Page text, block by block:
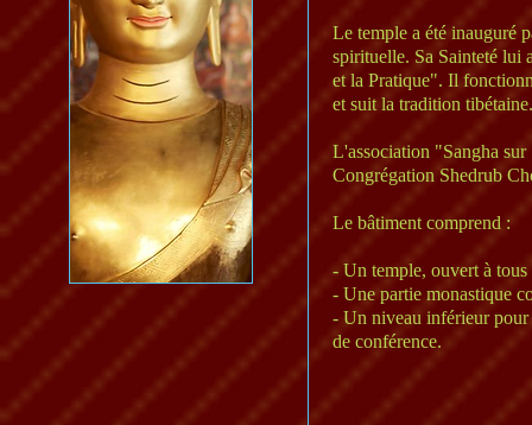
Le temple a été inauguré
spirituelle. Sa Sainteté lui
et la Pratique". Il
et suit la tradition tibétaine.
L'association "Sangha
CongrégationShedrub
Le bâtiment comprend :
- Un temple, ouvert à tous
- Une partie monastique
- Un niveau inférieur pour
de conférence.​